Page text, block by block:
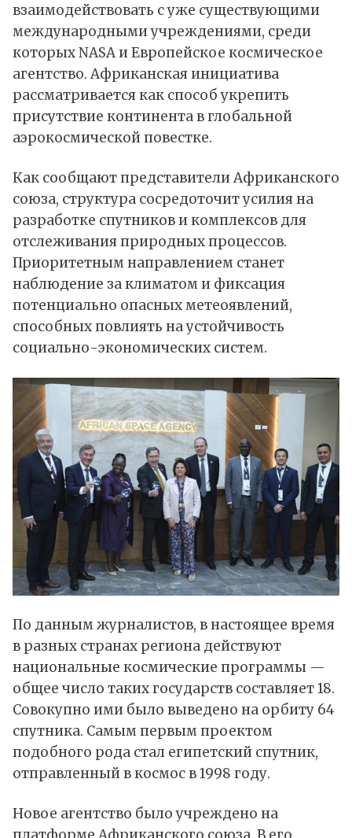
взаимодействовать с уже существующими
международными учреждениями, среди
которых NASA и Европейское космическое
агентство. Африканская инициатива
рассматривается как способ укрепить
присутствие континента в глобальной
аэрокосмической повестке.
Как сообщают представители Африканского
союза, структура сосредоточит усилия на
разработке спутников и комплексов для
отслеживания природных процессов.
Приоритетным направлением станет
наблюдение за климатом и фиксация
потенциально опасных метеоявлений,
способных повлиять на устойчивость
социально-экономических систем.
По данным журналистов, в настоящее время
в разных странах региона действуют
национальные космические программы —
общее число таких государств составляет 18.
Совокупно ими было выведено на орбиту 64
спутника. Самым первым проектом
подобного рода стал египетский спутник,
отправленный в космос в 1998 году.
Новое агентство было учреждено на